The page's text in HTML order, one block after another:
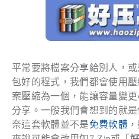
平常要將檔案分享給別人，
包好的程式，我們都會使用
案壓縮為一個，能讓容量變
分享。一般我們會想到的就是
奈這套軟體並不是免費軟體，